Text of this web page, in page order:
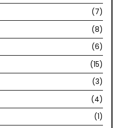
(7)
(8)
(6)
(15)
(3)
(4)
(1)